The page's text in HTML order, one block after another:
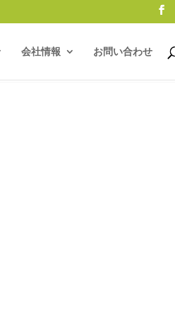
会社情報 お問い合わせ